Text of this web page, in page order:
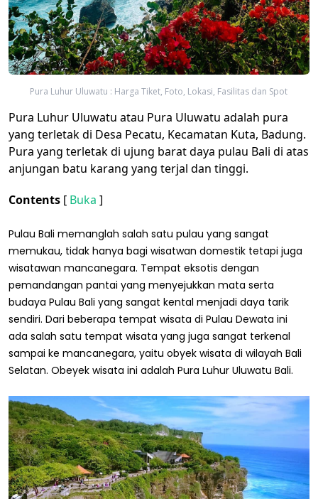
Pura Luhur Uluwatu : Harga Tiket, Foto, Lokasi, Fasilitas dan Spot
Pura Luhur Uluwatu atau Pura Uluwatu adalah pura
yang terletak di Desa Pecatu, Kecamatan Kuta, Badung.
Pura yang terletak di ujung barat daya pulau Bali di atas
anjungan batu karang yang terjal dan tinggi.
Contents [ Buka ]
Pulau Bali memanglah salah satu pulau yang sangat
memukau, tidak hanya bagi wisatwan domestik tetapi juga
wisatawan mancanegara. Tempat eksotis dengan
pemandangan pantai yang menyejukkan mata serta
budaya Pulau Bali yang sangat kental menjadi daya tarik
sendiri. Dari beberapa tempat wisata di Pulau Dewata ini
ada salah satu tempat wisata yang juga sangat terkenal
sampai ke mancanegara, yaitu obyek wisata di wilayah Bali
Selatan. Obeyek wisata ini adalah Pura Luhur Uluwatu Bali.